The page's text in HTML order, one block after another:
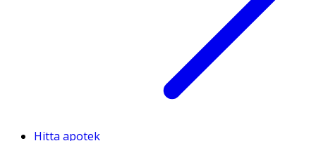
Hitta apotek